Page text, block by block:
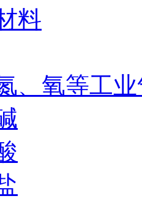
料
、氧等工